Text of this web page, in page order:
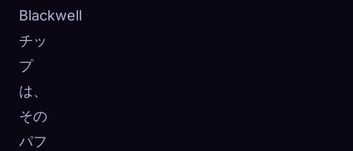
Blackwell
チッ
プ
は、
その
パフ